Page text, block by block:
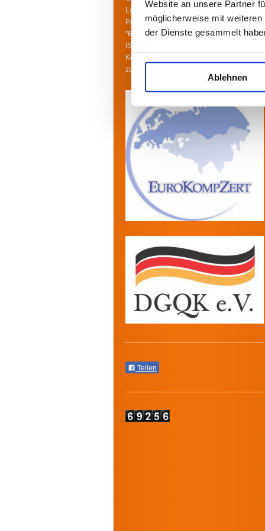
Website an unsere Partner
möglicherweise mit
der Dienste gesammelt
Ablehnen
Ladungssicherung" von der Europäischen
Personal-Zertifizierungsstelle
"EuroKompZert", die nach der Norm
ISO/IEC 17024:2012 arbeitet, mit dem
Kompetenzzertifikat TL/B/16/22, gültig bis
zum 19.08.2027
Teilen